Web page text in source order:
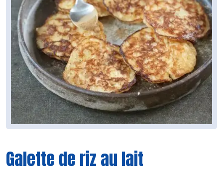
Galette de riz au lait